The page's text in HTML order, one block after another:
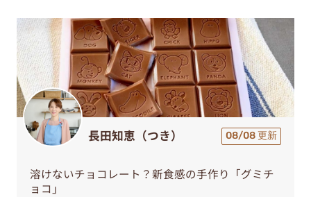
長田知恵（つき） 08/08 更新
溶けないチョコレート？新食感の手作り「グミチ
ョコ」